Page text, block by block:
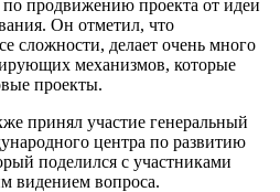
по продвижению проекта от идеи
Он отметил, что
сложности, делает очень много
механизмов, которые
проекты.
принял участие генеральный
центра по развитию
поделился с участниками
видением вопроса.